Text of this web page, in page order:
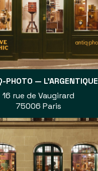
PHOTO — L'ARGENTIQUE
16 rue de Vaugirard
75006 Paris